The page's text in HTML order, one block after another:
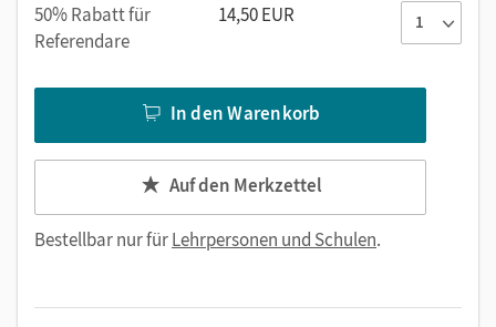
50% Rabatt für
Referendare
14,50 EUR
In den Warenkorb
Auf den Merkzettel
Bestellbar nur fürLehrpersonen und Schulen.